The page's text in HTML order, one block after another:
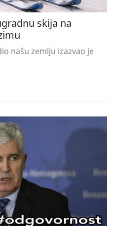
skija na
našu zemlju izazvao je